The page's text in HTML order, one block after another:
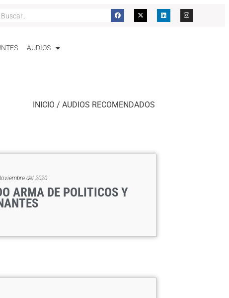
AUDIOS
INICIO /AUDIOS RECOMENDADOS
del 2020
ARMA DE POLITICOS Y